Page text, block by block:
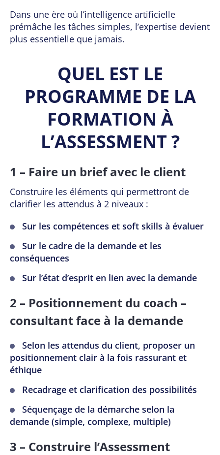
Dans une ère où l’intelligence artificielle
prémâche les tâches simples, l’expertise devient
plus essentielle que jamais.
QUEL EST LE
PROGRAMME DE LA
FORMATION À
L’ASSESSMENT ?
1 – Faire un brief avec le client
Construire les éléments qui permettront de
clarifier les attendus à 2 niveaux :
Sur les compétences et soft skills à évaluer
Sur le cadre de la demande et les
conséquences
Sur l’état d’esprit en lien avec la demande
2 – Positionnement du coach –
consultant face à la demande
Selon les attendus du client, proposer un
positionnement clair à la fois rassurant et
éthique
Recadrage et clarification des possibilités
Séquençage de la démarche selon la
demande (simple, complexe, multiple)
3 – Construire l’Assessment